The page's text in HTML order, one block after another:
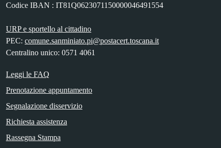
Codice IBAN : IT81Q0623071150000046491554
URP e sportello al cittadino
PEC: comune.sanminiato.pi@postacert.toscana.it
Centralino unico: 0571 4061
Leggi le FAQ
Prenotazione appuntamento
Segnalazione disservizio
Richiesta assistenza
Rassegna Stampa